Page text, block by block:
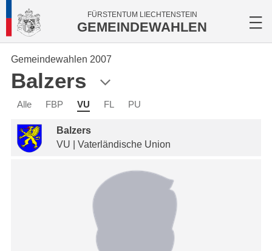
FÜRSTENTUM LIECHTENSTEIN
GEMEINDEWAHLEN
Gemeindewahlen 2007
Balzers
Alle FBP VU FL PU
Balzers
VU | Vaterländische Union